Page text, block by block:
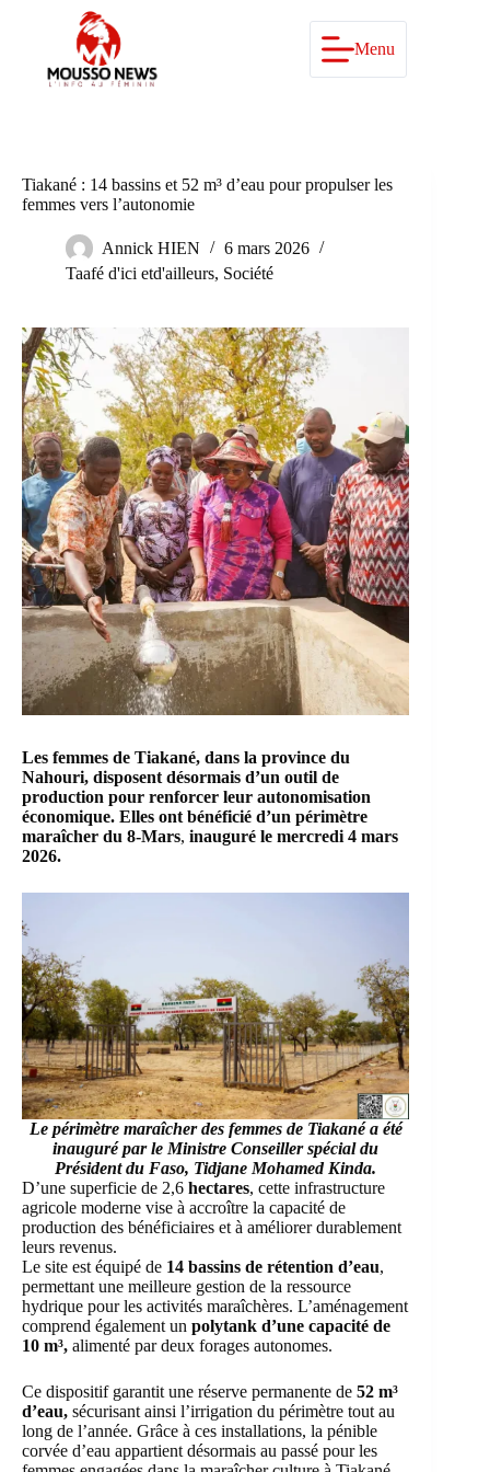
Menu
Tiakané : 14 bassins et 52 m³ d’eau pour propulser les
femmes vers l’autonomie
Annick HIEN
6 mars 2026
Taafé d'ici etd'ailleurs, Société
Les femmes de Tiakané, dans la province du
Nahouri, disposent désormais d’un outil de
production pour renforcer leur autonomisation
économique. Elles ont bénéficié d’un périmètre
maraîcher du 8-Mars, inauguré le mercredi 4 mars
2026.
Le périmètre maraîcher des femmes de Tiakané a été
inauguré par le Ministre Conseiller spécial du
Président du Faso, Tidjane Mohamed Kinda.
D’une superficie de 2,6 hectares, cette infrastructure
agricole moderne vise à accroître la capacité de
production des bénéficiaires et à améliorer durablement
leurs revenus.
Le site est équipé de 14 bassins de rétention d’eau,
permettant une meilleure gestion de la ressource
hydrique pour les activités maraîchères. L’aménagement
comprend également un polytank d’une capacité de
10 m³, alimenté par deux forages autonomes.
Ce dispositif garantit une réserve permanente de 52 m³
d’eau, sécurisant ainsi l’irrigation du périmètre tout au
long de l’année. Grâce à ces installations, la pénible
corvée d’eau appartient désormais au passé pour les